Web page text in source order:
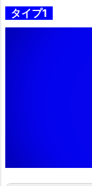
タイプ1